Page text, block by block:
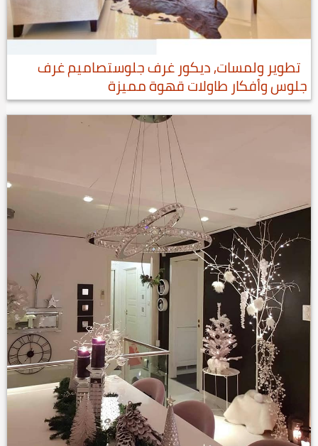
تطوير ولمسات, ديكور غرف جلوستصاميم غرف
جلوس وأفكار طاولات قهوة مميزة